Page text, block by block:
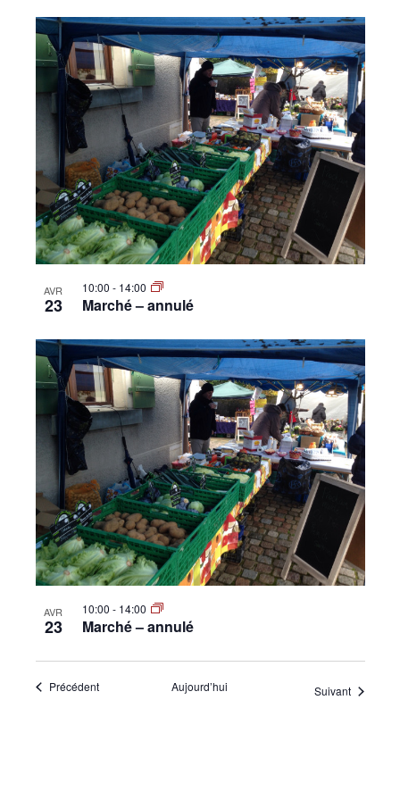
AVR
23
10:00 - 14:00
Marché – annulé
AVR
23
10:00 - 14:00
Marché – annulé
PrécédentÉvènements Aujourd’hui Suivant